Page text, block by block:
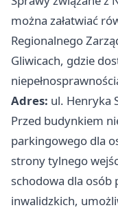
można załatwiać
Regionalnego
Gliwicach, gdzie
Adres: ul. Henryka
Przed budynkiem
parkingowego dla
strony tylnego
schodowa dla osób
inwalidzkich,